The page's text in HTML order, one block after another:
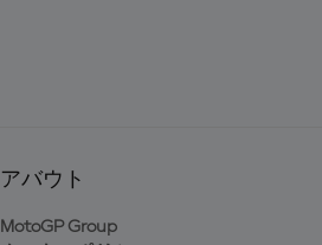
アバウト
MotoGP Group